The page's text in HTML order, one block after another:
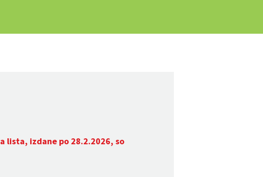
lista, izdane po 28.2.2026, so